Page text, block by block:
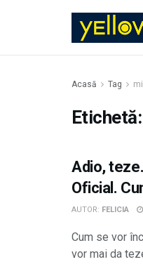
Acasă Tag
Etichetă:
Adio,
Oficial.
AUTOR: FELICIA
Cum se vor
vor mai da